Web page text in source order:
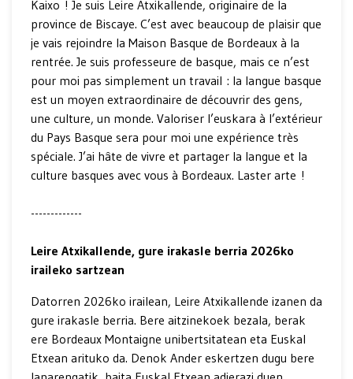
Kaixo ! Je suis Leire Atxikallende, originaire de la
province de Biscaye. C’est avec beaucoup de plaisir que
je vais rejoindre la Maison Basque de Bordeaux à la
rentrée. Je suis professeure de basque, mais ce n’est
pour moi pas simplement un travail : la langue basque
est un moyen extraordinaire de découvrir des gens,
une culture, un monde. Valoriser l’euskara à l’extérieur
du Pays Basque sera pour moi une expérience très
spéciale. J’ai hâte de vivre et partager la langue et la
culture basques avec vous à Bordeaux. Laster arte !
-------------
Leire Atxikallende, gure irakasle berria 2026ko
iraileko sartzean
Datorren 2026ko irailean, Leire Atxikallende izanen da
gure irakasle berria. Bere aitzinekoek bezala, berak
ere Bordeaux Montaigne unibertsitatean eta Euskal
Etxean arituko da. Denok Ander eskertzen dugu bere